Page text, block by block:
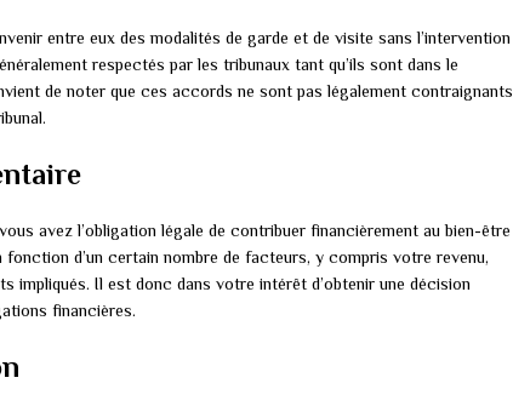
entre eux des modalités de garde et de visite sans l’intervention
respectés par les tribunaux tant qu’ils sont dans le
de noter que ces accords ne sont pas légalement contraignants
avez l’obligation légale de contribuer financièrement au bien-être
d’un certain nombre de facteurs, y compris votre revenu,
impliqués. Il est donc dans votre intérêt d’obtenir une décision
financières.